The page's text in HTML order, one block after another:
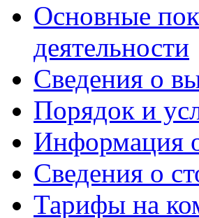
Основные
деятельности
Сведения о
Порядок и
Информация
Сведения о
Тарифы на